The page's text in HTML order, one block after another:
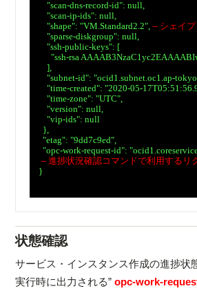
"scan-dns-record-id": null,
"scan-ip-ids": null,
"shape": "VM.Standard2.2", -- シェイプ
"sparse-diskgroup": null,
"ssh-public-keys": [
"ssh-rsa
],
"subnet-id": "ocid1.subnet.oc1.ap-
"time-created": "2020-05-
"time-zone": "UTC",
"version": null,
"vip-ids": null
},
"etag": "9dd7c9ed",
"opc-work-request-id":
-- 進捗状況確認コマンドで利用するリ
}
状態確認
サービス・インスタンス作成の進捗状
実行時に出力される” opc-work-